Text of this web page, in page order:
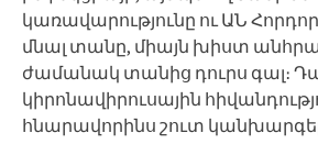
կառավարությունը ու ԱՆ
մնալ տանը, միայն խիստ
ժամանակ տանից դուրս գալ։
կիրոնավիրուսային
հնարավորինս շուտ